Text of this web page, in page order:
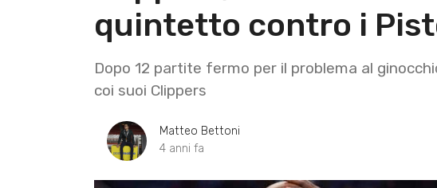
quintetto contro i
Dopo 12 partite fermo per il problema al
coi suoi Clippers
Matteo Bettoni
4 anni fa